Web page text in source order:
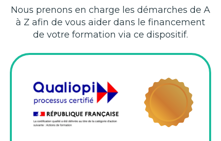
Nous prenons en charge les démarches de A
à Z afin de vous aider dans le financement
de votre formation via ce dispositif.